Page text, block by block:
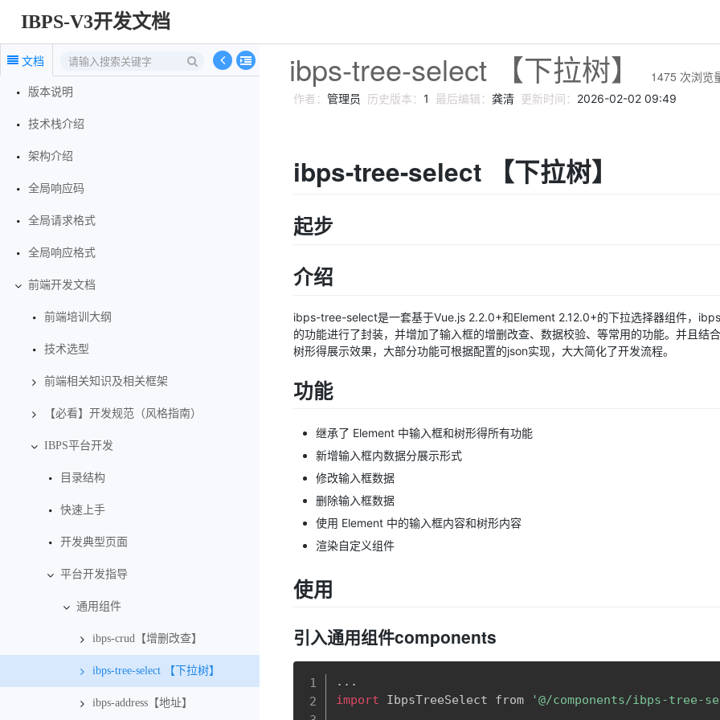
IBPS-V3开发文档
文档
版本说明
技术栈介绍
架构介绍
全局响应码
全局请求格式
全局响应格式
前端开发文档
前端培训大纲
技术选型
前端相关知识及相关框架
【必看】开发规范（风格指南）
IBPS平台开发
目录结构
快速上手
开发典型页面
平台开发指导
通用组件
ibps-crud【增删改查】
ibps-tree-select 【下拉树】
ibps-address【地址】
ibps-tree-select 【下拉树】 1475 次浏览
作者： 管理员 历史版本： 1 最后编辑： 龚清 更新时间： 2026-02-02 09:49
ibps-tree-select 【下拉树】
起步
介绍
ibps-tree-select是一套基于Vue.js 2.2.0+和Element 2.12.0+的下拉选择器组件，
的功能进行了封装，并增加了输入框的增删改查、数据校验、等常用的功能。并且结
树形得展示效果，大部分功能可根据配置的json实现，大大简化了开发流程。
功能
继承了 Element 中输入框和树形得所有功能
新增输入框内数据分展示形式
修改输入框数据
删除输入框数据
使用 Element 中的输入框内容和树形内容
渲染自定义组件
使用
引入通用组件components
..
import IbpsTreeSelect from
'@/components/ibps-tree-